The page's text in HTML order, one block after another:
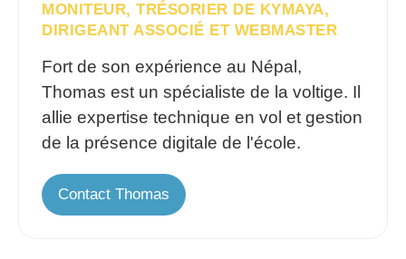
MONITEUR, TRÉSORIER DE KYMAYA,
DIRIGEANT ASSOCIÉ ET WEBMASTER
Fort de son expérience au Népal,
Thomas est un spécialiste de la voltige. Il
allie expertise technique en vol et gestion
de la présence digitale de l'école.
Contact Thomas